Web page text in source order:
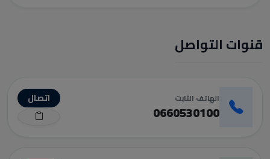
قنوات التواصل
الهاتف الثابت
0660530100
اتصال